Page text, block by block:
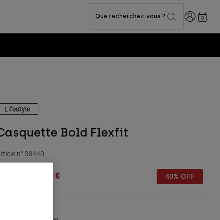
Que recherchez-vous ? Connexion
0
Lifestyle
Bold Flexfit
n° 38440
Price reduced from
20,99 € 40% OFF